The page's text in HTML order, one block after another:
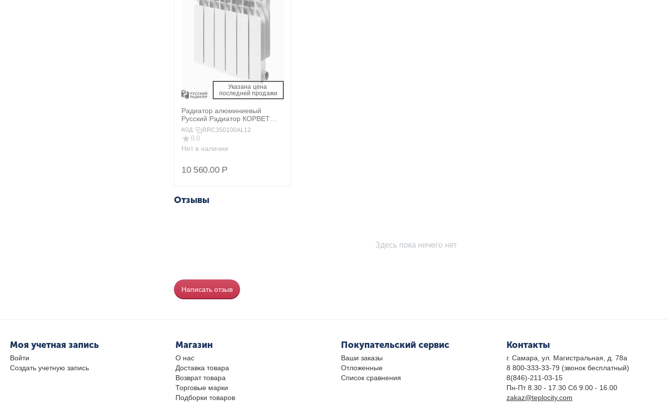
Указана цена
последней продажи
Радиатор алюминиевый
Русский Радиатор КОРВЕТ
350/100 12 секц.
КОД: RRC350100AL12
0.0
Нет в наличии
10 560.00 Р
Отзывы
Здесь пока ничего нет
Написать отзыв
Моя учетная запись
Войти
Создать учетную запись
Магазин
О нас
Доставка товара
Возврат товара
Торговые марки
Подборки товаров
Покупательский сервис
Ваши заказы
Отложенные
Список сравнения
Контакты
г. Самара, ул. Магистральная, д. 78а
8 800-333-33-79 (звонок бесплатный)
8(846)-211-03-15
Пн-Пт 8.30 - 17.30 Сб 9.00 - 16.00
zakaz@teplocity.com